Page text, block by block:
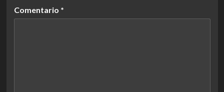
Comentario *